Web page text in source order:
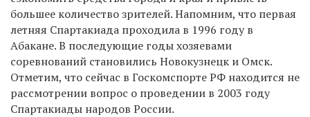
большее количество зрителей. Напомним, что первая
летняя Спартакиада проходила в 1996 году в
Абакане. В последующие годы хозяевами
соревнований становились Новокузнецк и Омск.
Отметим, что сейчас в Госкомспорте РФ находится не
рассмотрении вопрос о проведении в 2003 году
Спартакиады народов России.